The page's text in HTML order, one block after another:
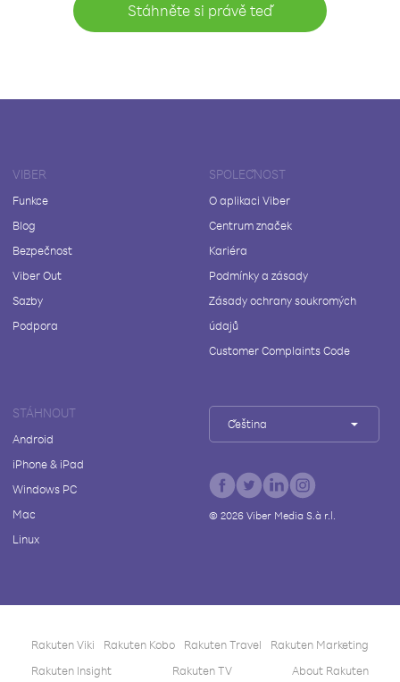
Stáhněte si právě teď
VIBER
Funkce
Blog
Bezpečnost
Viber Out
Sazby
Podpora
SPOLEČNOST
O aplikaci Viber
Centrum značek
Kariéra
Podmínky a zásady
Zásady ochrany soukromých
údajů
Customer Complaints Code
STÁHNOUT
Android
iPhone & iPad
Windows PC
Mac
Linux
Čeština
© 2026Viber Media S.à r.l.
Rakuten Viki Rakuten Kobo Rakuten Travel
Rakuten Marketing
Rakuten Insight
Rakuten TV About Rakuten